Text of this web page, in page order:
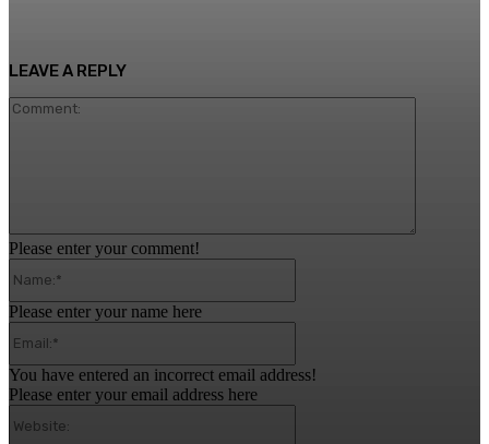
LEAVE A REPLY
Please enter your comment!
Please enter your name here
You have entered an incorrect email address!
Please enter your email address here